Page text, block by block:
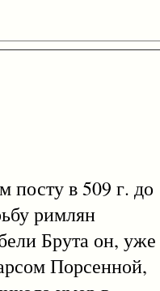
в 509 г. до
римлян
Брута он, уже
Порсенной,